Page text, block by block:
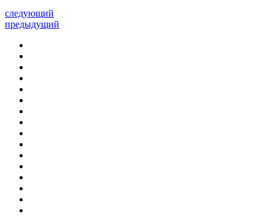
следующий
предыдущий